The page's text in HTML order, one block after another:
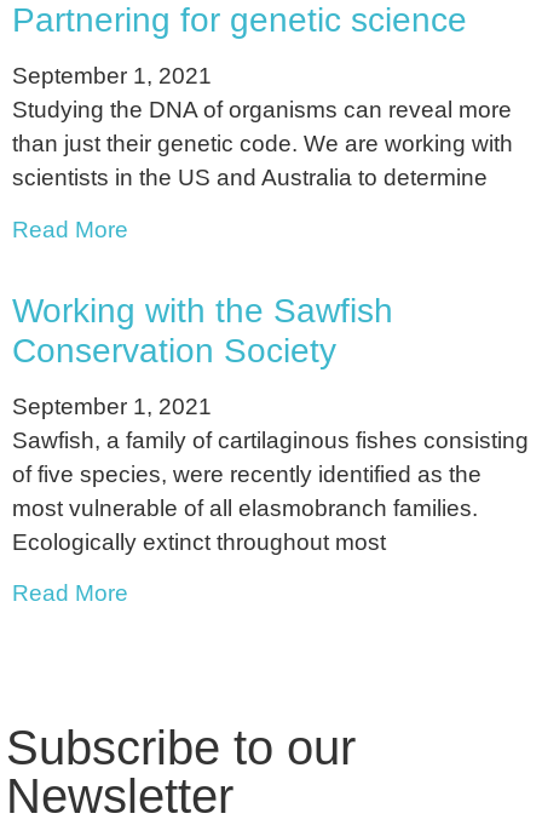
Partnering for genetic science
September 1, 2021
Studying the DNA of organisms can reveal more
than just their genetic code. We are working with
scientists in the US and Australia to determine
Read More
Working with the Sawfish
Conservation Society
September 1, 2021
Sawfish, a family of cartilaginous fishes consisting
of five species, were recently identified as the
most vulnerable of all elasmobranch families.
Ecologically extinct throughout most
Read More
Subscribe to our
Newsletter